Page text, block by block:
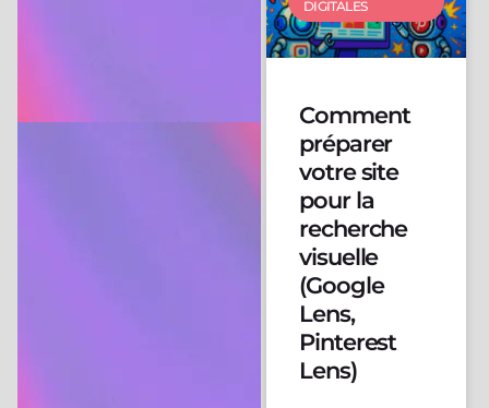
DIGITALES
Comment
préparer
votre site
pour la
recherche
visuelle
(Google
Lens,
Pinterest
Lens)